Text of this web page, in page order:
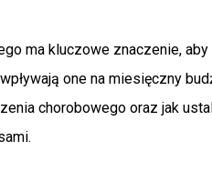
ma kluczowe znaczenie,
one na miesięczny
chorobowego oraz jak